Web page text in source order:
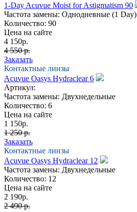
1-Day Acuvue Moist for Astigmatism 90
Частота замены: Однодневные (1 Day)
Количество: 90
Цена на сайте
4 150р.
4 550 р.
Заказать
Контактные линзы
Acuvue Oasys Hydraclear 6
Артикул:
Частота замены: Двухнедельные
Количество: 6
Цена на сайте
1 150р.
1 250 р.
Заказать
Контактные линзы
Acuvue Oasys Hydraclear 12
Частота замены: Двухнедельные
Количество: 12
Цена на сайте
2 190р.
2 490 р.